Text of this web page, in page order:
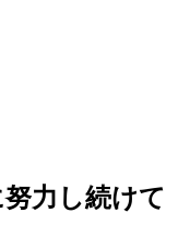
力し続けて